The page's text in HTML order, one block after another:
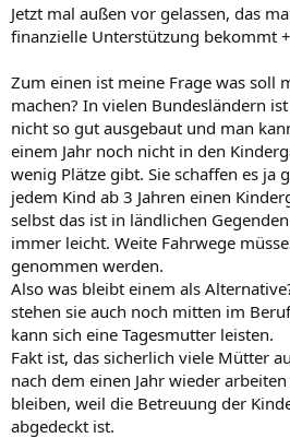
Jetzt mal außen vor gelassen, das
finanzielle Unterstützung bekommt
Zum einen ist meine Frage was soll
machen? In vielen Bundesländern
nicht so gut ausgebaut und man
einem Jahr noch nicht in den
wenig Plätze gibt. Sie schaffen es ja
jedem Kind ab 3 Jahren einen
selbst das ist in ländlichen
immer leicht. Weite Fahrwege
genommen werden.
Also was bleibt einem als
stehen sie auch noch mitten im
kann sich eine Tagesmutter leisten.
Fakt ist, das sicherlich viele Mütter
nach dem einen Jahr wieder
bleiben, weil die Betreuung der
abgedeckt ist.